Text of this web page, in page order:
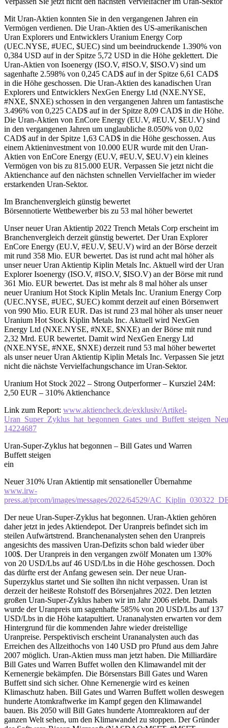
Mit Uran-Aktien konnten Sie in den vergangenen Jahren ein
Vermögen verdienen. Die Uran-Aktien des US-amerikanischen
Uran Explorers und Entwicklers Uranium Energy Corp
(UEC.NYSE, #UEC, $UEC) sind um beeindruckende 1.390% von
0,384 USD auf in der Spitze 5,72 USD in die Höhe geklettert. Die
Uran-Aktien von Isoenergy (ISO.V, #ISO.V, $ISO.V) sind um
sagenhafte 2.598% von 0,245 CAD$ auf in der Spitze 6,61 CAD$
in die Höhe geschossen. Die Uran-Aktien des kanadischen Uran
Explorers und Entwicklers NexGen Energy Ltd (NXE.NYSE,
#NXE, $NXE) schossen in den vergangenen Jahren um fantastische
3.496% von 0,225 CAD$ auf in der Spitze 8,09 CAD$ in die Höhe.
Die Uran-Aktien von EnCore Energy (EU.V, #EU.V, $EU.V) sind
in den vergangenen Jahren um unglaubliche 8.050% von 0,02
CAD$ auf in der Spitze 1,63 CAD$ in die Höhe geschossen. Aus
einem Aktieninvestment von 10.000 EUR wurde mit den Uran-
Aktien von EnCore Energy (EU.V, #EU.V, $EU.V) ein kleines
Vermögen von bis zu 815.000 EUR. Verpassen Sie jetzt nicht die
Aktienchance auf den nächsten schnellen Vervielfacher im wieder
erstarkenden Uran-Sektor.
Im Branchenvergleich günstig bewertet
Börsennotierte Wettbewerber bis zu 53 mal höher bewertet
Unser neuer Uran Aktientip 2022 Trench Metals Corp erscheint im
Branchenvergleich derzeit günstig bewertet. Der Uran Explorer
EnCore Energy (EU.V, #EU.V, $EU.V) wird an der Börse derzeit
mit rund 358 Mio. EUR bewertet. Das ist rund acht mal höher als
unser neuer Uran Aktientip Kiplin Metals Inc. Aktuell wird der Uran
Explorer Isoenergy (ISO.V, #ISO.V, $ISO.V) an der Börse mit rund
361 Mio. EUR bewertet. Das ist mehr als 8 mal höher als unser
neuer Uranium Hot Stock Kiplin Metals Inc. Uranium Energy Corp
(UEC.NYSE, #UEC, $UEC) kommt derzeit auf einen Börsenwert
von 990 Mio. EUR EUR. Das ist rund 23 mal höher als unser neuer
Uranium Hot Stock Kiplin Metals Inc. Aktuell wird NexGen
Energy Ltd (NXE.NYSE, #NXE, $NXE) an der Börse mit rund
2,32 Mrd. EUR bewertet. Damit wird NexGen Energy Ltd
(NXE.NYSE, #NXE, $NXE) derzeit rund 53 mal höher bewertet
als unser neuer Uran Aktientip Kiplin Metals Inc. Verpassen Sie jetzt
nicht die nächste Vervielfachungschance im Uran-Sektor.
Uranium Hot Stock 2022 – Strong Outperformer – Kursziel 24M:
2,50 EUR – 310% Aktienchance
Link zum Report: www.aktiencheck.de/exklusiv/Artikel-
14224687
Uran-Super-Zyklus hat begonnen – Bill Gates und Warren
Buffett steigen
ein
Neuer 310% Uran Aktientip mit sensationeller Übernahme
www.irw-
press.at/prcom/images/messages/2022/64529/
Der neue Uran-Super-Zyklus hat begonnen. Uran-Aktien gehören
daher jetzt in jedes Aktiendepot. Der Uranpreis befindet sich im
steilen Aufwärtstrend. Branchenanalysten sehen den Uranpreis
angesichts des massiven Uran-Defizits schon bald wieder über
100$. Der Uranpreis in den vergangen zwölf Monaten um 130%
von 20 USD/Lbs auf 46 USD/Lbs in die Höhe geschossen. Doch
das dürfte erst der Anfang gewesen sein. Der neue Uran-
Superzyklus startet und Sie sollten ihn nicht verpassen. Uran ist
derzeit der heißeste Rohstoff des Börsenjahres 2022. Den letzten
großen Uran-Super-Zyklus haben wir im Jahr 2006 erlebt. Damals
wurde der Uranpreis um sagenhafte 585% von 20 USD/Lbs auf 137
USD/Lbs in die Höhe katapultiert. Urananalysten erwarten vor dem
Hintergrund für die kommenden Jahre wieder dreistellige
Uranpreise. Perspektivisch erscheint Urananalysten auch das
Erreichen des Allzeithochs von 140 USD pro Pfund aus dem Jahre
2007 möglich. Uran-Aktien muss man jetzt haben. Die Milliardäre
Bill Gates und Warren Buffet wollen den Klimawandel mit der
Kernenergie bekämpfen. Die Börsenstars Bill Gates und Waren
Buffett sind sich sicher. Ohne Kernenergie wird es keinen
Klimaschutz haben. Bill Gates und Warren Buffett wollen deswegen
hunderte Atomkraftwerke im Kampf gegen den Klimawandel
bauen. Bis 2050 will Bill Gates hunderte Atomreaktoren auf der
ganzen Welt sehen, um den Klimawandel zu stoppen. Der Gründer